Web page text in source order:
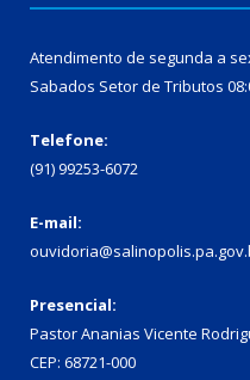
Atendimento de segunda a
Sabados Setor de Tributos
Telefone:
(91) 99253-6072
E-mail:
Presencial:
Pastor Ananias Vicente
CEP: 68721-000